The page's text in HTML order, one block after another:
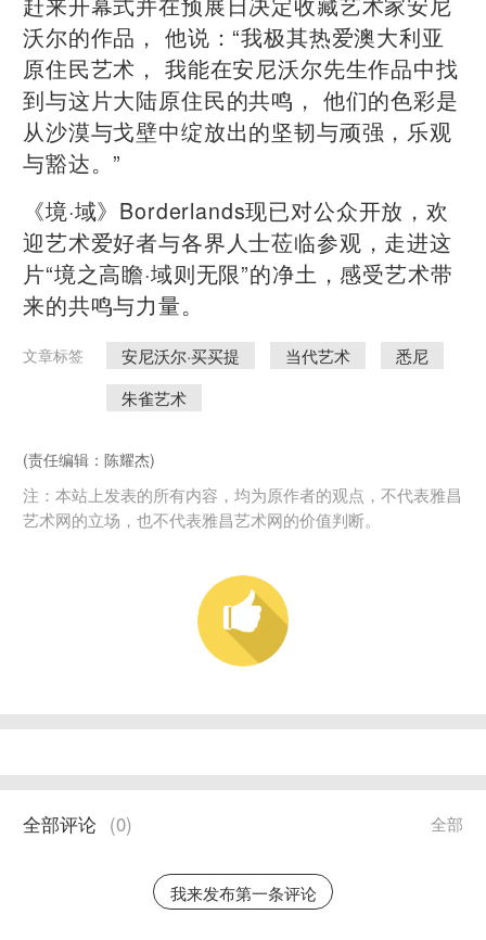
沃尔的作品， 他说：“我极其热爱澳大利亚
原住民艺术， 我能在安尼沃尔先生作品中找
到与这片大陆原住民的共鸣， 他们的色彩是
从沙漠与戈壁中绽放出的坚韧与顽强，乐观
与豁达。”
《境·域》Borderlands现已对公众开放，欢
迎艺术爱好者与各界人士莅临参观，走进这
片“境之高瞻·域则无限”的净土，感受艺术带
来的共鸣与力量。
文章标签 安尼沃尔·买买提 当代艺术
悉尼
朱雀艺术
(责任编辑：陈耀杰)
注：本站上发表的所有内容，均为原作者的观点，不代表雅昌
艺术网的立场，也不代表雅昌艺术网的价值判断。
全部
全部评论 (0)
我来发布第一条评论